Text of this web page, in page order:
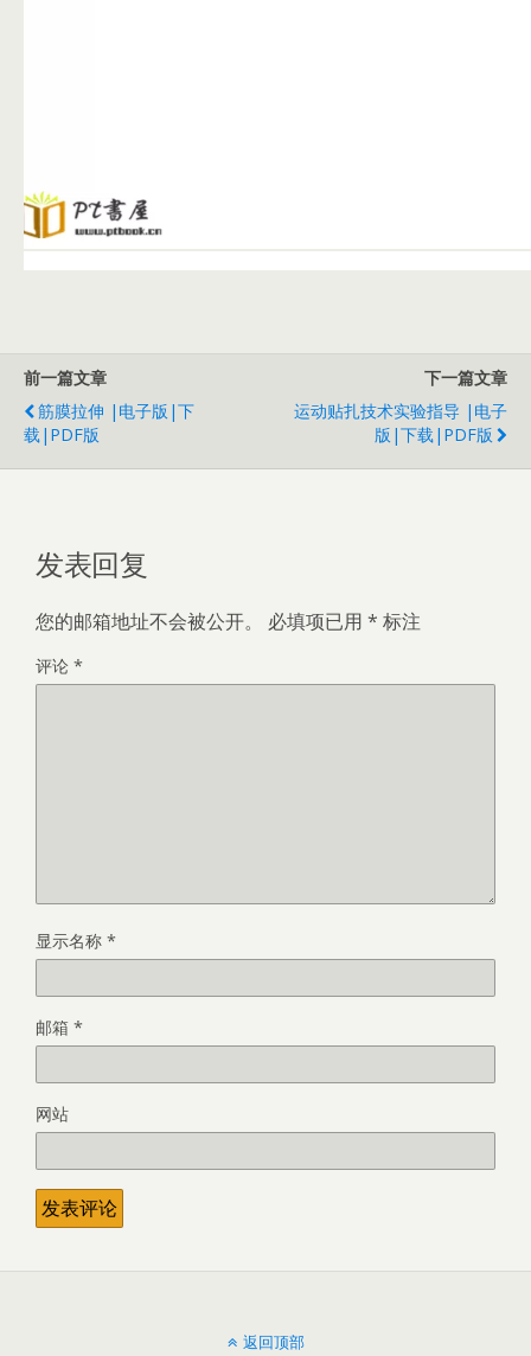
前一篇文章
筋膜拉伸 |电子版|下
载|PDF版
下一篇文章
运动贴扎技术实验指导 |电子
版|下载|PDF版
发表回复
您的邮箱地址不会被公开。 必填项已用 * 标注
评论 *
显示名称 *
邮箱 *
网站
返回顶部